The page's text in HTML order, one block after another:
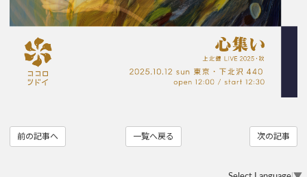
次の記事
一覧へ戻る
前の記事へ